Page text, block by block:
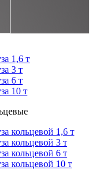
1,6 т
3 т
6 т
10 т
кольцевой 1,6 т
кольцевой 3 т
кольцевой 6 т
кольцевой 10 т